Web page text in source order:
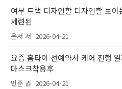
여부 트랩 디자인할 디자인할 보
세련된
윤서 서 2026-04-21
요즘 홈타이 선예약시 케어 진행
마스크착용후
민준 권 2026-04-21